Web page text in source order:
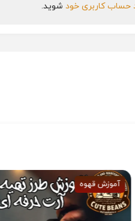
حساب کاربری خود شوید.